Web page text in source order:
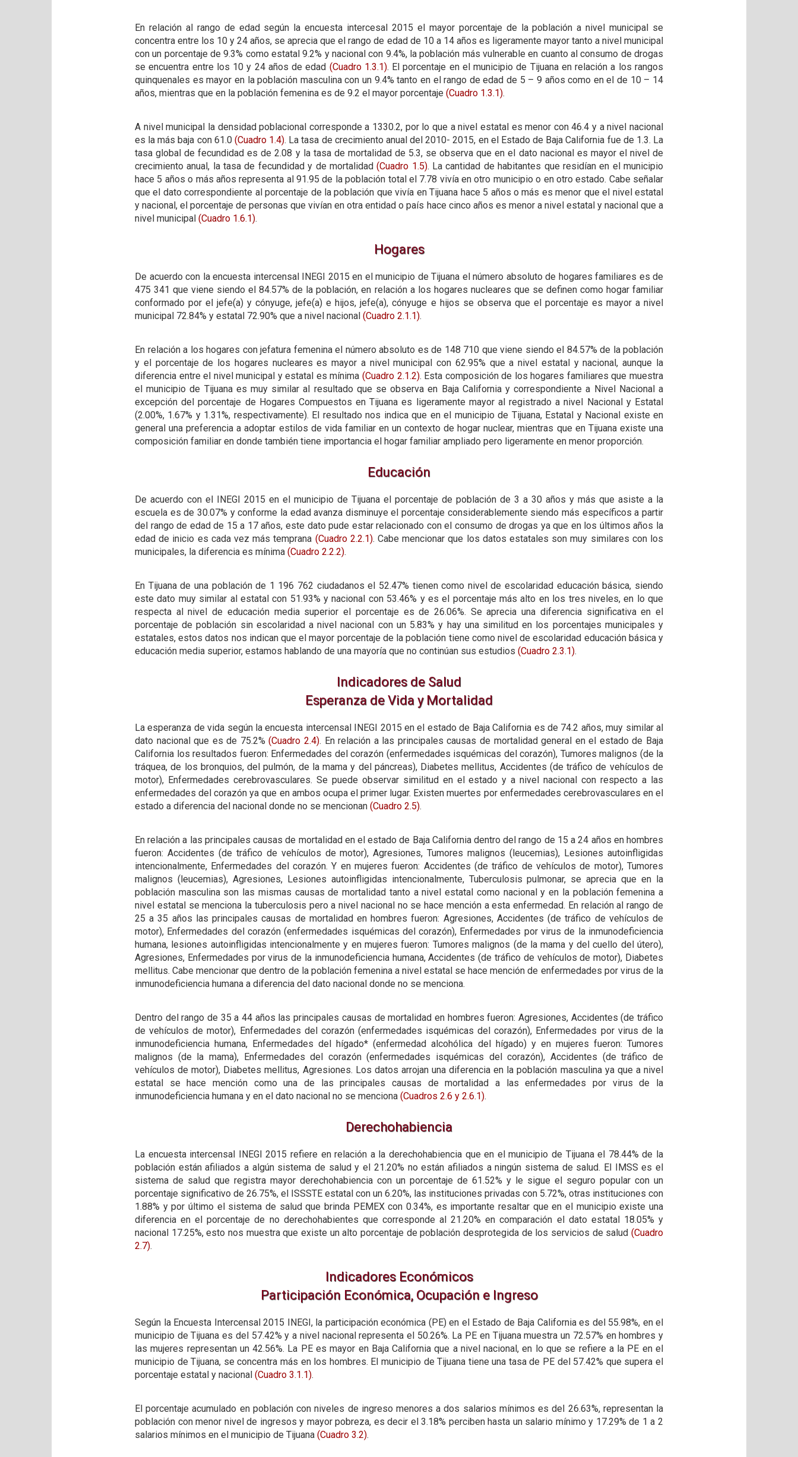
En relación al rango de edad según la encuesta intercesal 2015 el mayor porcentaje de la población a nivel municipal se
concentra entre los 10 y 24 años, se aprecia que el rango de edad de 10 a 14 años es ligeramente mayor tanto a nivel municipal
con un porcentaje de 9.3% como estatal 9.2% y nacional con 9.4%, la población más vulnerable en cuanto al consumo de drogas
se encuentra entre los 10 y 24 años de edad (Cuadro 1.3.1). El porcentaje en el municipio de Tijuana en relación a los rangos
quinquenales es mayor en la población masculina con un 9.4% tanto en el rango de edad de 5 – 9 años como en el de 10 – 14
años, mientras que en la población femenina es de 9.2 el mayor porcentaje (Cuadro 1.3.1).
A nivel municipal la densidad poblacional corresponde a 1330.2, por lo que a nivel estatal es menor con 46.4 y a nivel nacional
es la más baja con 61.0 (Cuadro 1.4). La tasa de crecimiento anual del 2010- 2015, en el Estado de Baja California fue de 1.3. La
tasa global de fecundidad es de 2.08 y la tasa de mortalidad de 5.3, se observa que en el dato nacional es mayor el nivel de
crecimiento anual, la tasa de fecundidad y de mortalidad(Cuadro 1.5). La cantidad de habitantes que residían en el municipio
hace 5 años o más años representa al 91.95 de la población total el 7.78 vivía en otro municipio o en otro estado. Cabe señalar
que el dato correspondiente al porcentaje de la población que vivía en Tijuana hace 5 años o más es menor que el nivel estatal
y nacional, el porcentaje de personas que vivían en otra entidad o país hace cinco años es menor a nivel estatal y nacional que a
nivel municipal (Cuadro 1.6.1).
Hogares
De acuerdo con la encuesta intercensal INEGI 2015 en el municipio de Tijuana el número absoluto de hogares familiares es de
475 341 que viene siendo el 84.57% de la población, en relación a los hogares nucleares que se definen como hogar familiar
conformado por el jefe(a) y cónyuge, jefe(a) e hijos, jefe(a), cónyuge e hijos se observa que el porcentaje es mayor a nivel
municipal 72.84% y estatal 72.90% que a nivel nacional (Cuadro 2.1.1).
En relación a los hogares con jefatura femenina el número absoluto es de 148 710 que viene siendo el 84.57% de la población
y el porcentaje de los hogares nucleares es mayor a nivel municipal con 62.95% que a nivel estatal y nacional, aunque la
diferencia entre el nivel municipal y estatal es mínima (Cuadro 2.1.2). Esta composición de los hogares familiares que muestra
el municipio de Tijuana es muy similar al resultado que se observa en Baja California y correspondiente a Nivel Nacional a
excepción del porcentaje de Hogares Compuestos en Tijuana es ligeramente mayor al registrado a nivel Nacional y Estatal
(2.00%, 1.67% y 1.31%, respectivamente). El resultado nos indica que en el municipio de Tijuana, Estatal y Nacional existe en
general una preferencia a adoptar estilos de vida familiar en un contexto de hogar nuclear, mientras que en Tijuana existe una
composición familiar en donde también tiene importancia el hogar familiar ampliado pero ligeramente en menor proporción.
Educación
De acuerdo con el INEGI 2015 en el municipio de Tijuana el porcentaje de población de 3 a 30 años y más que asiste a la
escuela es de 30.07% y conforme la edad avanza disminuye el porcentaje considerablemente siendo más específicos a partir
del rango de edad de 15 a 17 años, este dato pude estar relacionado con el consumo de drogas ya que en los últimos años la
edad de inicio es cada vez más temprana (Cuadro 2.2.1). Cabe mencionar que los datos estatales son muy similares con los
municipales, la diferencia es mínima (Cuadro 2.2.2).
En Tijuana de una población de 1 196 762 ciudadanos el 52.47% tienen como nivel de escolaridad educación básica, siendo
este dato muy similar al estatal con 51.93% y nacional con 53.46% y es el porcentaje más alto en los tres niveles, en lo que
respecta al nivel de educación media superior el porcentaje es de 26.06%. Se aprecia una diferencia significativa en el
porcentaje de población sin escolaridad a nivel nacional con un 5.83% y hay una similitud en los porcentajes municipales y
estatales, estos datos nos indican que el mayor porcentaje de la población tiene como nivel de escolaridad educación básica y
educación media superior, estamos hablando de una mayoría que no continúan sus estudios (Cuadro 2.3.1).
Indicadores de Salud
Esperanza de Vida y Mortalidad
La esperanza de vida según la encuesta intercensal INEGI 2015 en el estado de Baja California es de 74.2 años, muy similar al
dato nacional que es de 75.2%(Cuadro 2.4). En relación a las principales causas de mortalidad general en el estado de Baja
California los resultados fueron: Enfermedades del corazón (enfermedades isquémicas del corazón), Tumores malignos (de la
tráquea, de los bronquios, del pulmón, de la mama y del páncreas), Diabetes mellitus, Accidentes (de tráfico de vehículos de
motor), Enfermedades cerebrovasculares. Se puede observar similitud en el estado y a nivel nacional con respecto a las
enfermedades del corazón ya que en ambos ocupa el primer lugar. Existen muertes por enfermedades cerebrovasculares en el
estado a diferencia del nacional donde no se mencionan (Cuadro 2.5).
En relación a las principales causas de mortalidad en el estado de Baja California dentro del rango de 15 a 24 años en hombres
fueron: Accidentes (de tráfico de vehículos de motor), Agresiones, Tumores malignos (leucemias), Lesiones autoinfligidas
intencionalmente, Enfermedades del corazón. Y en mujeres fueron: Accidentes (de tráfico de vehículos de motor), Tumores
malignos (leucemias), Agresiones, Lesiones autoinfligidas intencionalmente, Tuberculosis pulmonar, se aprecia que en la
población masculina son las mismas causas de mortalidad tanto a nivel estatal como nacional y en la población femenina a
nivel estatal se menciona la tuberculosis pero a nivel nacional no se hace mención a esta enfermedad. En relación al rango de
25 a 35 años las principales causas de mortalidad en hombres fueron: Agresiones, Accidentes (de tráfico de vehículos de
motor), Enfermedades del corazón (enfermedades isquémicas del corazón), Enfermedades por virus de la inmunodeficiencia
humana, lesiones autoinfligidas intencionalmente y en mujeres fueron: Tumores malignos (de la mama y del cuello del útero),
Agresiones, Enfermedades por virus de la inmunodeficiencia humana, Accidentes (de tráfico de vehículos de motor), Diabetes
mellitus. Cabe mencionar que dentro de la población femenina a nivel estatal se hace mención de enfermedades por virus de la
inmunodeficiencia humana a diferencia del dato nacional donde no se menciona.
Dentro del rango de 35 a 44 años las principales causas de mortalidad en hombres fueron: Agresiones, Accidentes (de tráfico
de vehículos de motor), Enfermedades del corazón (enfermedades isquémicas del corazón), Enfermedades por virus de la
inmunodeficiencia humana, Enfermedades del hígado* (enfermedad alcohólica del hígado) y en mujeres fueron: Tumores
malignos (de la mama), Enfermedades del corazón (enfermedades isquémicas del corazón), Accidentes (de tráfico de
vehículos de motor), Diabetes mellitus, Agresiones. Los datos arrojan una diferencia en la población masculina ya que a nivel
estatal se hace mención como una de las principales causas de mortalidad a las enfermedades por virus de la
inmunodeficiencia humana y en el dato nacional no se menciona (Cuadros 2.6 y 2.6.1).
Derechohabiencia
La encuesta intercensal INEGI 2015 refiere en relación a la derechohabiencia que en el municipio de Tijuana el 78.44% de la
población están afiliados a algún sistema de salud y el 21.20% no están afiliados a ningún sistema de salud. El IMSS es el
sistema de salud que registra mayor derechohabiencia con un porcentaje de 61.52% y le sigue el seguro popular con un
porcentaje significativo de 26.75%, el ISSSTE estatal con un 6.20%, las instituciones privadas con 5.72%, otras instituciones con
1.88% y por último el sistema de salud que brinda PEMEX con 0.34%, es importante resaltar que en el municipio existe una
diferencia en el porcentaje de no derechohabientes que corresponde al 21.20% en comparación el dato estatal 18.05% y
nacional 17.25%, esto nos muestra que existe un alto porcentaje de población desprotegida de los servicios de salud (Cuadro
2.7).
Indicadores Económicos
Participación Económica, Ocupación e Ingreso
Según la Encuesta Intercensal 2015 INEGI, la participación económica (PE) en el Estado de Baja California es del 55.98%, en el
municipio de Tijuana es del 57.42% y a nivel nacional representa el 50.26%. La PE en Tijuana muestra un 72.57% en hombres y
las mujeres representan un 42.56%. La PE es mayor en Baja California que a nivel nacional, en lo que se refiere a la PE en el
municipio de Tijuana, se concentra más en los hombres. El municipio de Tijuana tiene una tasa de PE del 57.42% que supera el
porcentaje estatal y nacional (Cuadro 3.1.1).
El porcentaje acumulado en población con niveles de ingreso menores a dos salarios mínimos es del 26.63%, representan la
población con menor nivel de ingresos y mayor pobreza, es decir el 3.18% perciben hasta un salario mínimo y 17.29% de 1 a 2
salarios mínimos en el municipio de Tijuana (Cuadro 3.2).